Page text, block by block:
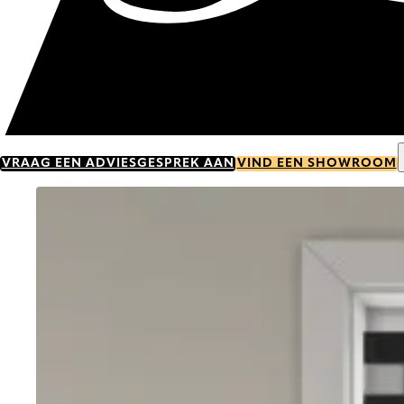
VRAAG EEN ADVIESGESPREK AAN VIND EEN SHOWROOM
Go to item 0